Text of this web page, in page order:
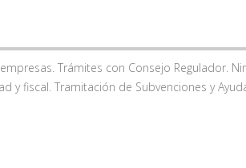
Trámites con Consejo Regulador.
y fiscal. Tramitación de Subvenciones y